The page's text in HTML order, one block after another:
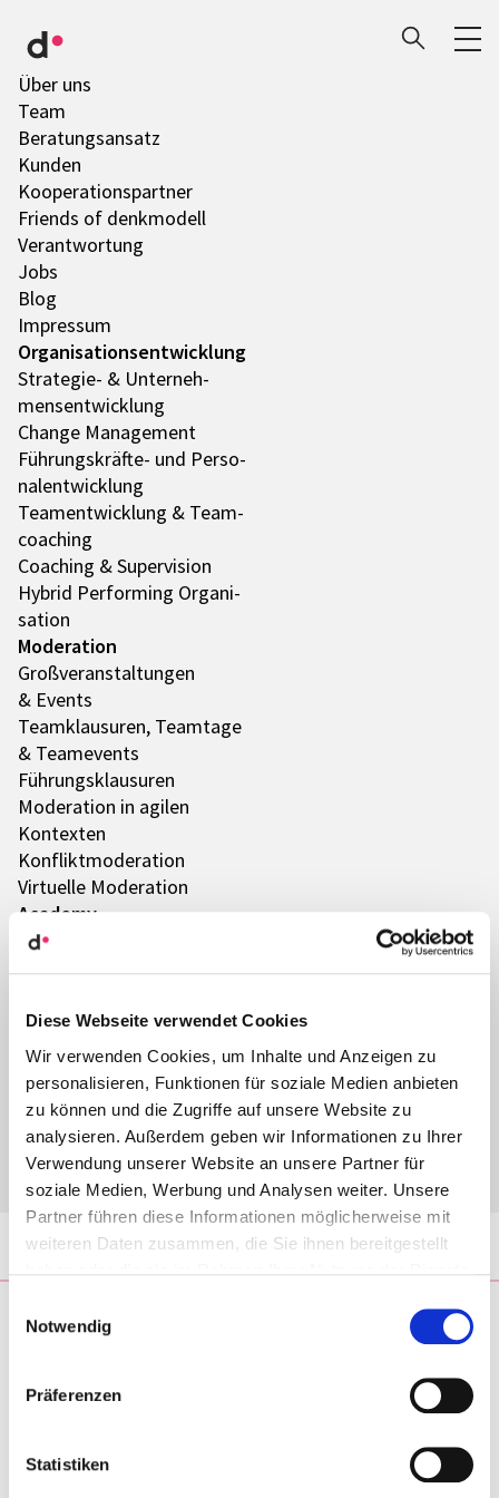
Diese Webseite verwendet Cookies
Wir verwenden Cookies, um Inhalte und Anzeigen zu
personalisieren, Funktionen für soziale Medien anbieten
zu können und die Zugriffe auf unsere Website zu
analysieren. Außerdem geben wir Informationen zu Ihrer
Verwendung unserer Website an unsere Partner für
soziale Medien, Werbung und Analysen weiter. Unsere
Partner führen diese Informationen möglicherweise mit
weiteren Daten zusammen, die Sie ihnen bereitgestellt
Notwendig
Präferenzen
Statistiken
Über uns
Team
Bera­tungs­an­satz
Kunden
Koope­ra­ti­ons­part­ner
Friends of denk­mo­dell
Verant­wor­tung
Jobs
Blog
Impres­sum
Orga­ni­sa­ti­ons­ent­wick­lung
Stra­te­gie- & Unter­neh­
mens­ent­wick­lung
Change Manage­ment
Führungs­­­kräfte- und Perso­
nal­ent­wick­lung
Team­ent­wick­lung & Team­
coa­ching
Coaching & Super­vi­sion
Hybrid Performing Orga­ni­
sa­tion
Mode­ra­tion
Groß­ver­an­stal­tun­gen
& Events
Team­klau­su­ren, Team­tage
& Team­e­vents
Führungs­klau­su­ren
Mode­ra­tion in agilen
Kontex­ten
Konflikt­mo­de­ra­tion
Virtu­elle Mode­ra­tion
Academy
Leader­ship – zukunfts­ori­en­
tiert führen
Kompe­ten­zen schär­fen
Zusam­men­ar­beit neu
gestal­ten
Organisationsentwickler*in,
Coach*in oder Trainer*in
werden
Künst­li­che Intel­li­genz
Blog Rund ums Team
5×5 Team­staf­fel – denk­mo­dell
ist wieder mit dabei
17. Juni 2019 von Desiree Bösemüller